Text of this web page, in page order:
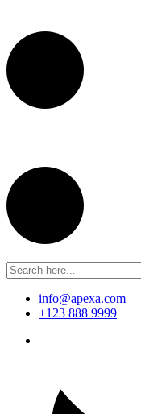
info@apexa.com
+123 888 9999